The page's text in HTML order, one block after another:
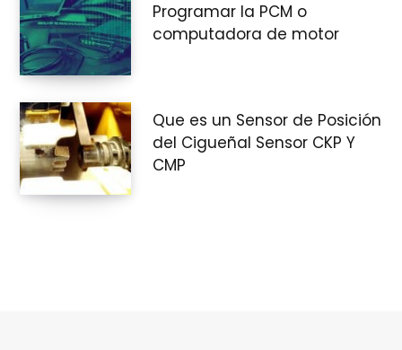
Programar la PCM o
computadora de motor
Que es un Sensor de Posición
del Cigueñal Sensor CKP Y
CMP